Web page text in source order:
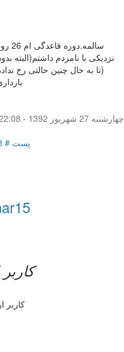
(تا به حال چنین حالتی رخ
چهار‌شنبه 27 شهریور 1392 - 22:08
پست # 1778